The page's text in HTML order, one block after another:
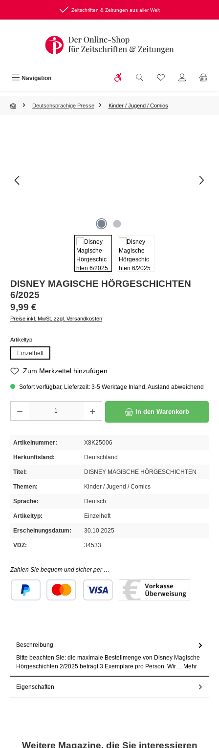
Zum Hauptinhalt springen Zeitschriften & Zeitungen aus aller Welt
Navigation Werkzeugleiste anzeigen
Du hast 0
Deutschsprachige Presse Kinder / Jugend / Comics
DISNEY MAGISCHE HÖRGESCHICHTEN
6/2025
Regulärer Preis:
9,99 €
Preise inkl. MwSt. zzgl. Versandkosten
Artikeltypauswählen
Einzelheft
Zum Merkzettel hinzufügen
Sofort verfügbar, Lieferzeit: 3-5 Werktage Inland, Ausland abweichend
In den Warenkorb
Artikelnummer: X8K25006
Herkunftsland: Deutschland
Titel: DISNEY MAGISCHE HÖRGESCHICHTEN
Themen: Kinder / Jugend / Comics
Sprache: Deutsch
Artikeltyp: Einzelheft
Erscheinungsdatum: 30.10.2025
VDZ: 34533
Zahlen Sie bequem und sicher per …
Beschreibung
Bitte beachten Sie: die maximale Bestellmenge von Disney Magische
Hörgeschichten 2/2025 beträgt 3 Exemplare pro Person. Wir… Mehr
Eigenschaften
Produktgalerie überspringen
Weitere Magazine, die Sie interessieren